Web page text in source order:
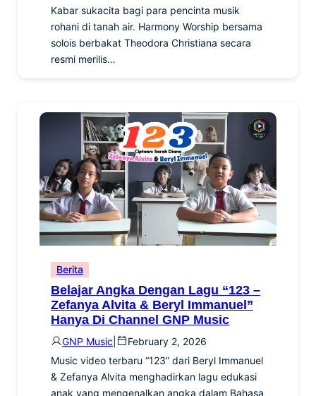
Kabar sukacita bagi para pencinta musik
rohani di tanah air. Harmony Worship bersama
solois berbakat Theodora Christiana secara
resmi merilis…
Berita
Belajar Angka Dengan Lagu “123 –
Zefanya Alvita & Beryl Immanuel”
Hanya Di Channel GNP Music
GNP Music
February 2, 2026
Music video terbaru “123” dari Beryl Immanuel
& Zefanya Alvita menghadirkan lagu edukasi
anak yang mengenalkan angka dalam Bahasa